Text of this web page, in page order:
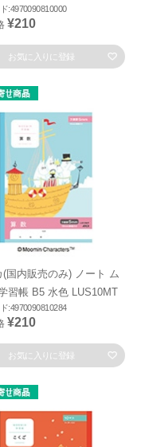
:4970090810000
¥210
お気に入りに登録
(国内販売のみ) ノート ム
習帳 B5 水色 LUS10MT
:4970090810284
¥210
お気に入りに登録